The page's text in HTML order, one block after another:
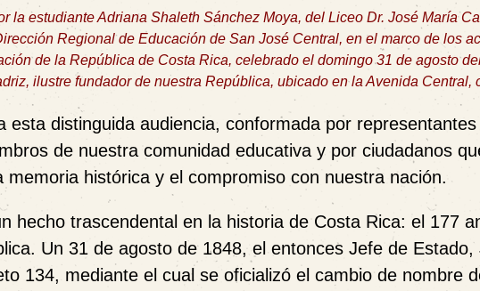
la estudiante Adriana Shaleth Sánchez Moya, del Liceo Dr. José María
Regional de Educación de San José Central, en el marco de los
de la República de Costa Rica, celebrado el domingo 31 de agosto
ilustre fundador de nuestra República, ubicado en la Avenida Central,
esta distinguida audiencia, conformada por
de nuestra comunidad educativa y por ciudadanos
memoria histórica y el compromiso con nuestra nación.
hecho trascendental en la historia de Costa Rica: el 177
Un 31 de agosto de 1848, el entonces Jefe de
134, mediante el cual se oficializó el cambio de nombre